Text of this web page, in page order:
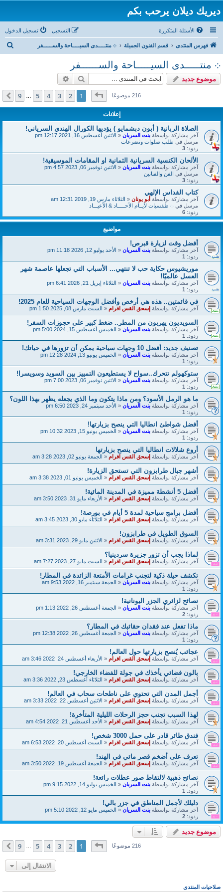
ديريك ديلان يرحب بكم
الأسئلة المتكررة تسجيل الدخول التسجيل
فهرس المنتدى قسم الفنون الجميلة ܀ منتـــــدى السيـــــاحة والســــــفر
ب
܀ منتـــــدى السيـــــاحة والســــــفر
موضوع جديد بحث
216 موضوعًا صفحة1 من9
1
2
3
4
5
9 التالي
إعلانات
الصلاة الربانية ( أبون دبشمايو ) يؤديها الكورال الهندي السرياني!
آخر مشاركة بواسطةبنت السريان«الاثنين أغسطس 16, 2021 12:17 pm
مرسل فيطلب صلوات وتضرعات
ردود: 3
الألحان الكنسية السريانية الثمانية او المقامات الموسيقية!
آخر مشاركة بواسطةبنت السريان«الاثنين نوفمبر 06, 2023 4:57 pm
مرسل فيالفن والفنانين
ردود: 3
كتاب القداس الإلهي
آخر مشاركة بواسطةأبو يونان«الثلاثاء مارس 19, 2019 12:31 am
مرسل في܀ طقسيات لأيــام الآحـــــاد & الأعيـــاد
ردود: 6
مواضيع
أفضل وقت لزيارة قبرص!
آخر مشاركة بواسطةبنت السريان«الأحد يوليو 12, 2026 11:18 pm
ردود: 1
موريشيوس حكاية حب لا تنتهي... الأسباب التي تجعلها عاصمة شهر
العسل عالميًا!
آخر مشاركة بواسطةبنت السريان«الثلاثاء إبريل 21, 2026 6:41 pm
ردود: 1
في قائمتين.. هذه هي أرخص وأفضل الوجهات السياحية للعام 2025!
آخر مشاركة بواسطةإسحق القس افرام«السبت مارس 08, 2025 1:50 pm
السويديون يهربون من المطر.. ضغط كبير على حجوزات السفر!
آخر مشاركة بواسطةبنت السريان«الخميس أغسطس 15, 2024 5:00 pm
ردود: 1
تصنيف جديد: أفضل 10 وجهات سياحية يمكن أن تزورها في حياتك!
آخر مشاركة بواسطةبنت السريان«الخميس يونيو 13, 2024 12:28 pm
ردود: 1
ستوكهولم تتحرك..سواح لا يستطيعون التمييز بين السويد وسويسرا!
آخر مشاركة بواسطةبنت السريان«الاثنين نوفمبر 06, 2023 7:00 pm
ردود: 1
ما هو الرمل الأسود؟ ومن ماذا يتكون وما الذي يجعله يظهر بهذا اللون؟
آخر مشاركة بواسطةبنت السريان«الأحد سبتمبر 24, 2023 6:50 pm
ردود: 1
أفضل شواطئ انطاليا التي ينصح بزيارتها!
آخر مشاركة بواسطةبنت السريان«الخميس يونيو 15, 2023 10:32 pm
ردود: 1
أروع شلالات انطاليا التي ينصح بزيارتها
آخر مشاركة بواسطةإسحق القس افرام«الجمعة يونيو 02, 2023 3:28 am
أشهر جبال طرابزون التي تستحق الزيارة!
آخر مشاركة بواسطةإسحق القس افرام«الخميس يونيو 01, 2023 3:38 am
أفضل 5 أنشطة مميزة في المدينة المائية!
آخر مشاركة بواسطةإسحق القس افرام«الأربعاء مايو 31, 2023 3:50 am
أفضل برامج سياحية لمدة 5 أيام في بورصة!
آخر مشاركة بواسطةإسحق القس افرام«الثلاثاء مايو 30, 2023 3:45 am
السوق الطويل في طرابزون!
آخر مشاركة بواسطةإسحق القس افرام«الاثنين مايو 29, 2023 3:31 am
لماذا يجب أن تزور جزيرة سردينيا؟
آخر مشاركة بواسطةإسحق القس افرام«السبت مايو 27, 2023 7:27 am
تكشف حيلة ذكية لتجنب غرامات الأمتعة الزائدة في المطار!
آخر مشاركة بواسطةبنت السريان«الجمعة سبتمبر 16, 2022 9:53 am
ردود: 1
نصائح لزائري الجزر اليونانية!
آخر مشاركة بواسطةبنت السريان«الجمعة أغسطس 26, 2022 1:13 pm
ردود: 2
ماذا تفعل عند فقدان حقائبك في المطار؟
آخر مشاركة بواسطةبنت السريان«الجمعة أغسطس 26, 2022 12:38 pm
ردود: 1
عجائب يُنصح بزيارتها حول العالم!
آخر مشاركة بواسطةإسحق القس افرام«الأربعاء أغسطس 24, 2022 3:46 am
بالون فضائي يأخذك في جولة للفضاء الخارجي!
آخر مشاركة بواسطةإسحق القس افرام«الثلاثاء أغسطس 23, 2022 3:36 am
أجمل المدن التي تحتوي على ناطحات سحاب في العالم!
آخر مشاركة بواسطةإسحق القس افرام«الاثنين أغسطس 22, 2022 3:33 am
لهذا السبب تجنب حجز الرحلات الليلية المتأخرة!
آخر مشاركة بواسطةإسحق القس افرام«الأحد أغسطس 21, 2022 4:54 am
فندق طائر قادر على حمل 3000 شخص!
آخر مشاركة بواسطةإسحق القس افرام«السبت أغسطس 20, 2022 6:53 am
تعرف على أضخم قصر مائي في الهند!
آخر مشاركة بواسطةإسحق القس افرام«الجمعة أغسطس 19, 2022 3:50 am
نصائح ذهبية لالتقاط صور عطلات رائعة!
آخر مشاركة بواسطةبنت السريان«الخميس يوليو 14, 2022 9:15 pm
ردود: 1
دليلك لأجمل المناطق في جزر بالي!
آخر مشاركة بواسطةبنت السريان«الخميس مايو 12, 2022 5:10 pm
ردود: 2
موضوع جديد
216 موضوعًا صفحة1 من9
1
2
3
4
5
9 التالي
الانتقال إلى
صلاحيات المنتدى